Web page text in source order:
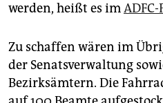
werden, heißt es im
Zu schaffen wären im
der Senatsverwaltung
Bezirksämtern. Die